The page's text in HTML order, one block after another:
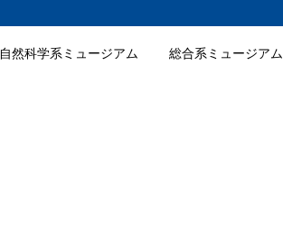
自然科学系ミュージアム 総合系ミュージアム